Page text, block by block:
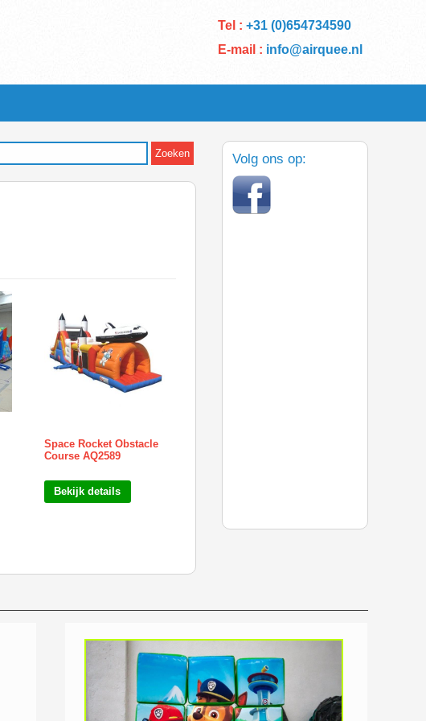
Tel : +31 (0)654734590
E-mail : info@airquee.nl
Space Rocket Obstacle
Course AQ2589
Bekijk details
Volg ons op: